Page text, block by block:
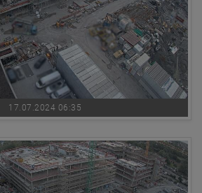
17.07.2024 06:35